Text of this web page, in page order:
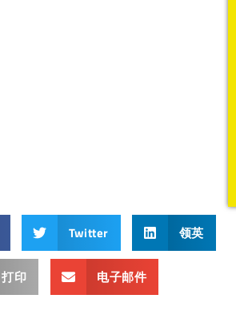
Twitter 领英
打印 电子邮件